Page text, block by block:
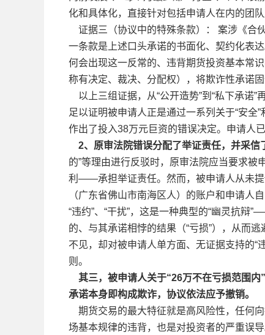
化和具体化，直接针对包括申请人在内的团队
证据三（协议中的特殊条款）： 案涉《合
一条款是上述口头承诺的书面化、契约化表
何会出现这一反常的、违背期货投资基本常
称有决定、裁决、分配权），将欺诈性承诺固
以上三组证据，从“公开造势”到“私下承诺”
足以证明被申请人正是通过一系列关于“安全
作出了投入38万元巨资的错误决定。申请人
2、原审法院错误分配了举证责任，并采信
的”等理由进行反驳时，原审法院应当要求
利——承担举证责任。然而，被申请人从未提
（广东省佛山市南海区人）的账户和申请人
“违约”、“干扰”，这是一种典型的“幽灵抗辩
的、与其承诺相悖的结果（“亏损”），从而
不见，却对被申请人单方面、无证据支持的“
则。
其三，被申请人关于“26万不在亏损范围
承诺本身即构成欺诈，协议依法应予撤销。
期货交易的最大特征就是高风险性，任何
场基本规律的违背，也是对投资者的严重误导